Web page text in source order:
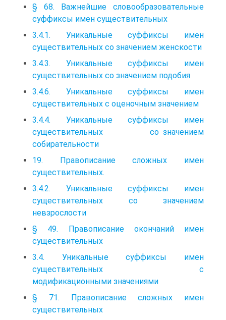
§ 68. Важнейшие словообразовательные
суффиксы имен существительных
3.4.1. Уникальные суффиксы имен
существительных со значением женскости
3.4.3. Уникальные суффиксы имен
существительных со значением подобия
3.4.6. Уникальные суффиксы имен
существительных с оценочным значением
3.4.4. Уникальные суффиксы имен
существительных со значением
собирательности
19. Правописание сложных имен
существительных.
3.4.2. Уникальные суффиксы имен
существительных со значением
невзрослости
§ 49. Правописание окончаний имен
существительных
3.4. Уникальные суффиксы имен
существительных с
модификационными значениями
§ 71. Правописание сложных имен
существительных